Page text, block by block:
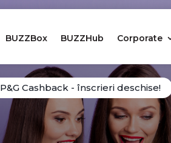
BUZZBox BUZZHub Corporate
P&G Cashback - înscrieri deschise!